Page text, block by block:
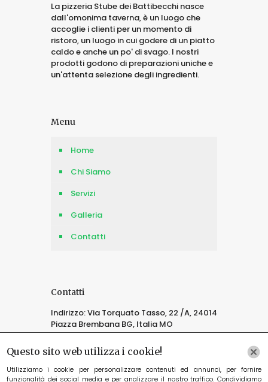
La pizzeria Stube dei Battibecchi nasce
dall'omonima taverna, è un luogo che
accoglie i clienti per un momento di
ristoro, un luogo in cui godere di un piatto
caldo e anche un po' di svago. I nostri
prodotti godono di preparazioni uniche e
un'attenta selezione degli ingredienti.
Menu
Home
Chi Siamo
Servizi
Galleria
Contatti
Contatti
Indirizzo: Via Torquato Tasso, 22 /A, 24014
Piazza Brembana BG, Italia MO
E-mail: lastubepizzeria@gmail.com
Tel: +39 3481430138
Questo sito web utilizza i cookie!
Utilizziamo i cookie per personalizzare contenuti ed annunci, per fornire
funzionalità dei social media e per analizzare il nostro traffico. Condividiamo